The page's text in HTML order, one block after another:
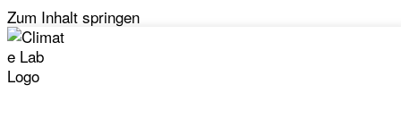
Zum Inhalt springen